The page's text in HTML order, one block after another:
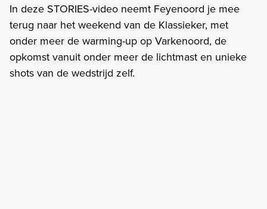
In deze STORIES-video neemt Feyenoord je mee
terug naar het weekend van de Klassieker, met
onder meer de warming-up op Varkenoord, de
opkomst vanuit onder meer de lichtmast en unieke
shots van de wedstrijd zelf.